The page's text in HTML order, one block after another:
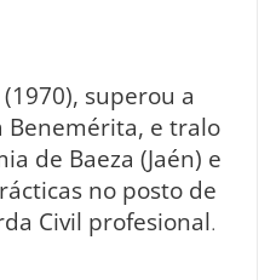
superou a
Benemérita, e tralo
de Baeza (Jaén) e
no posto de
Civil profesional.